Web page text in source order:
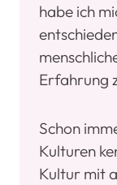
habe ich
Erfahrung
Schon
Kulturen
Kultur mit